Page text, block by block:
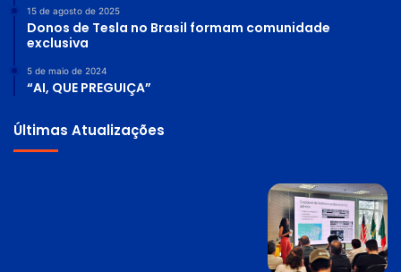
15 de agosto de 2025
Donos de Tesla no Brasil formam comunidade
exclusiva
5 de maio de 2024
“AI, QUE PREGUIÇA”
Últimas Atualizações